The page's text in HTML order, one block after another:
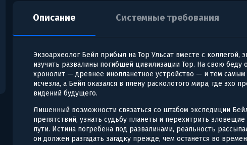
Описание Системные требования
Экзоархеолог Бейл прибыл на Тор Ульсат вместе с коллегой,
изучить развалины погибшей цивилизации Тор. На свою беду
хронолит — древнее инопланетное устройство — и тем
исчезла, а Бейл оказался в плену расколотого мира, где эхо
видений будущего.
Лишенный возможности связаться со штабом экспедиции
препятствий, узнать судьбу планеты и перехитрить
пути. Истина погребена под развалинами, реальность
он должен разгадать загадку прежде, чем останется во